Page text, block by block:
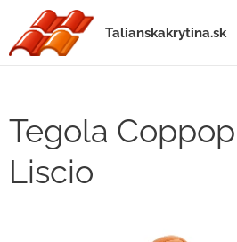
Talianskakrytina.sk
Tegola
Liscio